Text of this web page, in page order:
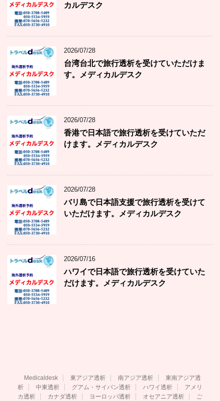
カルデスク
2026/07/28
台湾台北で旅行透析を受けていただけま
す。メディカルデスク
2026/07/28
香港で日本語で旅行透析を受けていただ
けます。メディカルデスク
2026/07/28
バリ島で日本語支援で旅行透析を受けて
いただけます。メディカルデスク
2026/07/16
ハワイで日本語で旅行透析を受けていた
だけます。メディカルデスク
Medicaldesk 東アジア透析 南アジア透析
東南アジア透
析
中東透析 グアム・サイパン透析 ハワイ透析
アメリ
カ透析
カナダ透析 ヨーロッパ透析 オセアニア透析 ご